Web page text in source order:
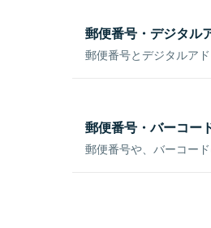
郵便番号・デジタル
郵便番号とデジタルア
郵便番号・バーコー
郵便番号や、バーコー